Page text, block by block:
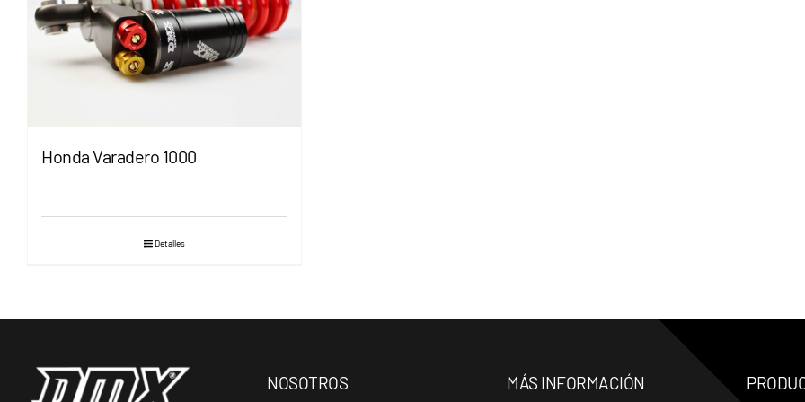
Honda Varadero 1000
Detalles
NOSOTROS MÁS INFORMACIÓN